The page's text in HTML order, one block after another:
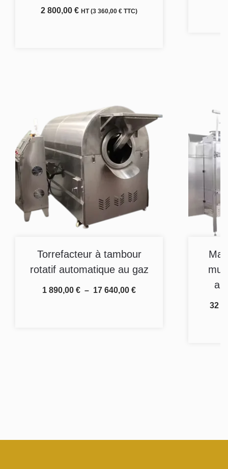
2 800,00 € HT (3 360,00 € TTC)
Torrefacteur à tambour
rotatif automatique au gaz
1 890,00 € – 17 640,00 €
32